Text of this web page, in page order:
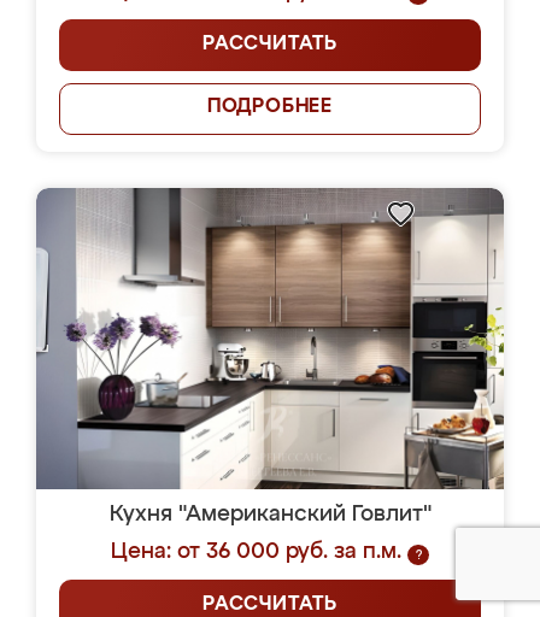
РАССЧИТАТЬ
ПОДРОБНЕЕ
Кухня "Американский Говлит"
Цена: от 36 000 руб. за п.м.
?
РАССЧИТАТЬ